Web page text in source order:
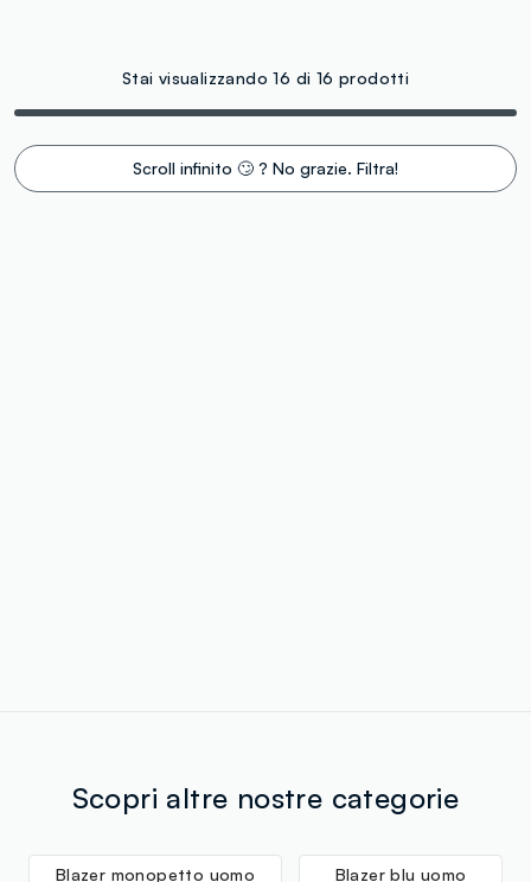
Stai visualizzando 16 di 16 prodotti
Scroll infinito 🙄 ? No grazie. Filtra!
Scopri altre nostre categorie
Blazer monopetto uomo Blazer blu uomo